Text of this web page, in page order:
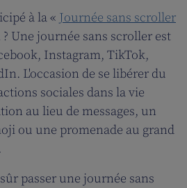
à la « Journée sans scroller
Une journée sans scroller est
Instagram, TikTok,
L'occasion de se libérer du
sociales dans la vie
au lieu de messages, un
ou une promenade au grand
passer une journée sans